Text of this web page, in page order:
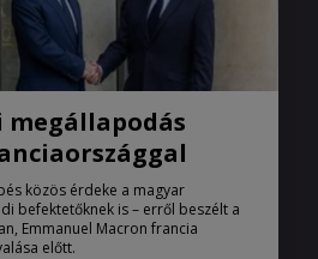
közös érdeke a magyar
befektetőknek is – erről beszélt a
Emmanuel Macron francia
előtt.